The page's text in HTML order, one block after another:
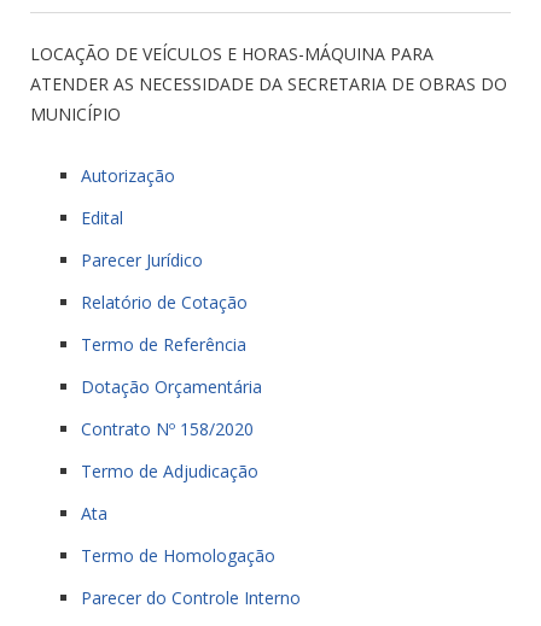
LOCAÇÃO DE VEÍCULOS E HORAS-MÁQUINA PARA
ATENDER AS NECESSIDADE DA SECRETARIA DE OBRAS DO
MUNICÍPIO
Autorização
Edital
Parecer Jurídico
Relatório de Cotação
Termo de Referência
Dotação Orçamentária
Contrato Nº 158/2020
Termo de Adjudicação
Ata
Termo de Homologação
Parecer do Controle Interno